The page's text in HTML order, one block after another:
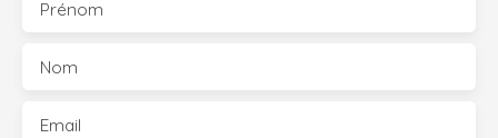
Prénom
Nom
Email